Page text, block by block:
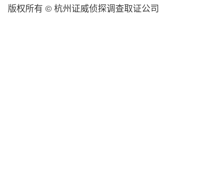
版权所有 © 杭州证威侦探调查取证公司